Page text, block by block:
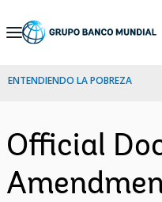
Skip
Navigation
ENTENDIENDO LA POBREZA
Official